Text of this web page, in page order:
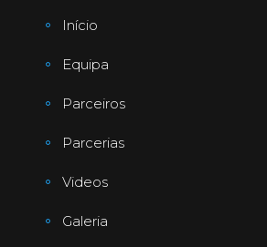
Início
Equipa
Parceiros
Parcerias
Videos
Galeria